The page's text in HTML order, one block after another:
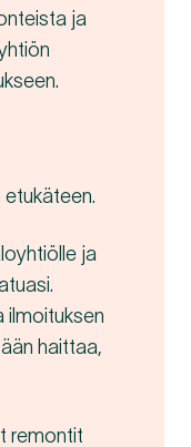
ja
etukäteen.
ja
ilmoituksen
haittaa,
remontit